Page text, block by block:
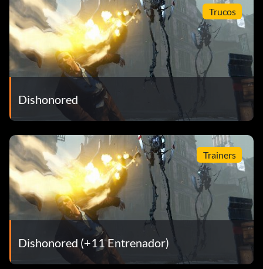
Trucos
Dishonored
Trainers
Dishonored (+11 Entrenador)